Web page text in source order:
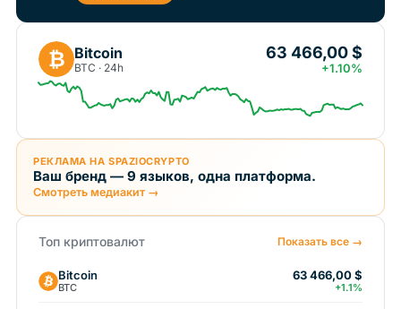
₿ Bitcoin
BTC · 24h
63 466,00 $
+1.10%
РЕКЛАМА НА SPAZIOCRYPTO
Ваш бренд — 9 языков, одна платформа.
Смотреть медиакит →
Топ криптовалют Показать все →
Bitcoin
BTC
63 466,00 $
+1.1%